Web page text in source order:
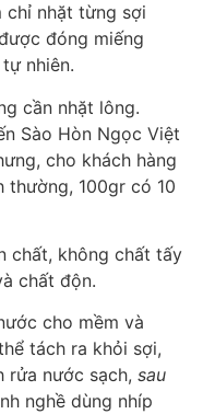
chỉ nhặt từng sợi
đóng miếng
nhiên.
cần nhặt lông.
Sào Hòn Ngọc Việt
cho khách hàng
thường, 100gr có 10
chất, không chất tấy
chất độn.
cho mềm và
tách ra khỏi sợi,
rửa nước sạch, sau
nghề dùng nhíp